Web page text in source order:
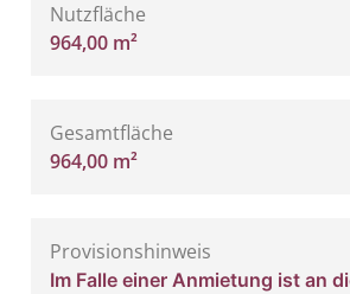
Nutzfläche
964,00 m²
Gesamtfläche
964,00 m²
Provisionshinweis
Im Falle einer Anmietung ist an